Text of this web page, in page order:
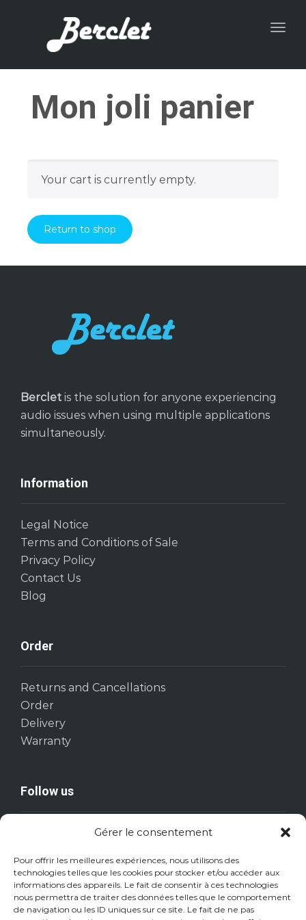
Gérer le consentement
Pour offrir les meilleures expériences, nous utilisons des
technologies telles que les cookies pour stocker et/ou accéder aux
informations des appareils. Le fait de consentir à ces technologies
nous permettra de traiter des données telles que le comportement
de navigation ou les ID uniques sur ce site. Le fait de ne pas
Mon joli panier
Your cart is currently empty.
Return to shop
Berclet is the solution for anyone experiencing
audio issues when using multiple applications
simultaneously.
Information
Legal Notice
Terms and Conditions of Sale
Privacy Policy
Contact Us
Blog
Order
Returns and Cancellations
Order
Delivery
Warranty
Follow us